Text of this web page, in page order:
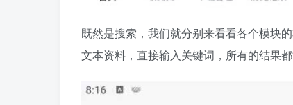
既然是搜索，我们就分别来看看各个模块
文本资料，直接输入关键词，所有的结果都